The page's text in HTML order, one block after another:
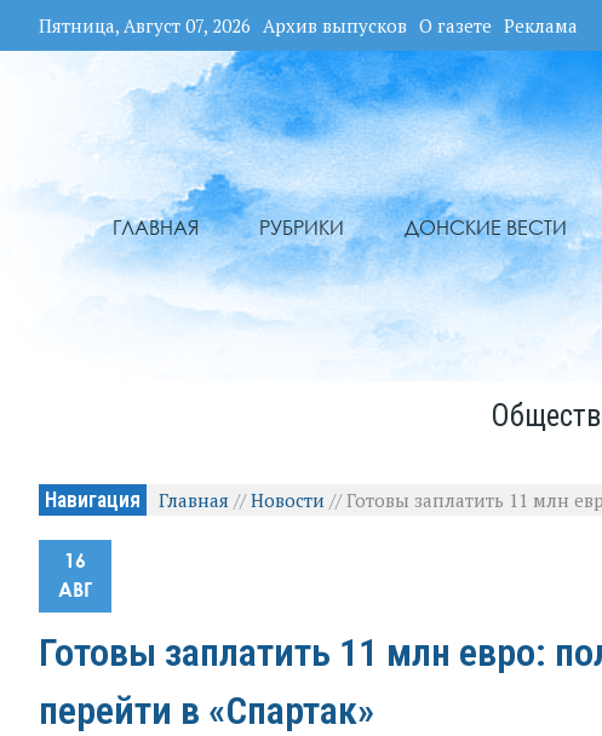
Пятница, Август 07, 2026 Архив выпусков О газете Реклама
ГЛАВНАЯ РУБРИКИ ДОНСКИЕ ВЕСТИ
Навигация Главная //Новости //Готовы заплатить 11 млн
16
АВГ
Готовы заплатить 11 млн евро:
перейти в «Спартак»